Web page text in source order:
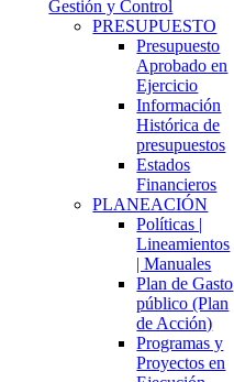
Gestión y Control
PRESUPUESTO
Presupuesto
Aprobado en
Ejercicio
Información
Histórica de
presupuestos
Estados
Financieros
PLANEACIÓN
Políticas |
Lineamientos
| Manuales
Plan de Gasto
público (Plan
de Acción)
Programas y
Proyectos en